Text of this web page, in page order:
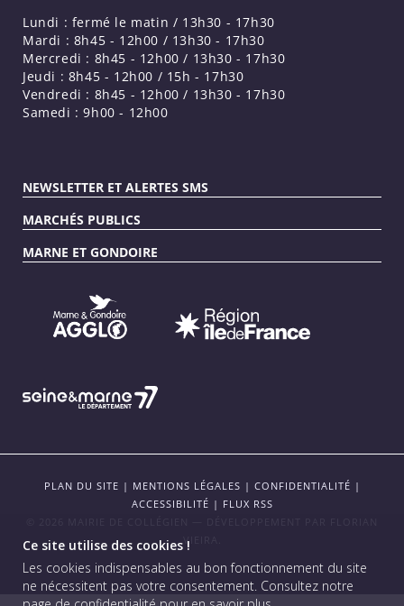
Ce site utilise des cookies !
Les cookies indispensables au bon fonctionnement du site
ne nécessitent pas votre consentement. Consultez notre
Lundi : fermé le matin / 13h30 - 17h30
Mardi : 8h45 - 12h00 / 13h30 - 17h30
Mercredi : 8h45 - 12h00 / 13h30 - 17h30
Jeudi : 8h45 - 12h00 / 15h - 17h30
Vendredi : 8h45 - 12h00 / 13h30 - 17h30
Samedi : 9h00 - 12h00
NEWSLETTER ET ALERTES SMS
MARCHÉS PUBLICS
MARNE ET GONDOIRE
PLAN DU SITE | MENTIONS LÉGALES | CONFIDENTIALITÉ |
ACCESSIBILITÉ | FLUX RSS
VIEIRA